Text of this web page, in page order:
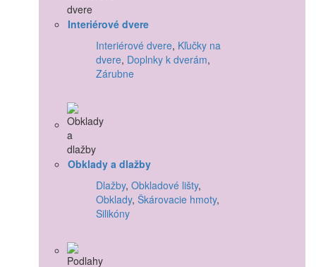
Interiérové dvere
Interiérové dvere, Kľučky na
dvere, Doplnky k dverám,
Zárubne
Obklady a dlažby
Dlažby, Obkladové lišty,
Obklady, Škárovacie hmoty,
Silikóny